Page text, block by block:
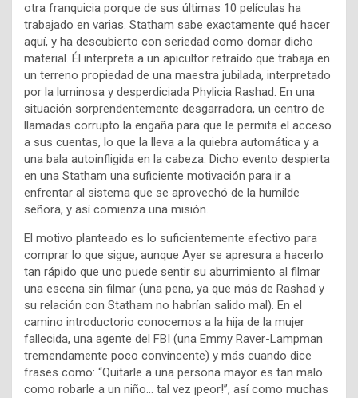
otra franquicia porque de sus últimas 10 películas ha
trabajado en varias. Statham sabe exactamente qué hacer
aquí, y ha descubierto con seriedad como domar dicho
material. Él interpreta a un apicultor retraído que trabaja en
un terreno propiedad de una maestra jubilada, interpretado
por la luminosa y desperdiciada Phylicia Rashad. En una
situación sorprendentemente desgarradora, un centro de
llamadas corrupto la engaña para que le permita el acceso
a sus cuentas, lo que la lleva a la quiebra automática y a
una bala autoinfligida en la cabeza. Dicho evento despierta
en una Statham una suficiente motivación para ir a
enfrentar al sistema que se aprovechó de la humilde
señora, y así comienza una misión.
El motivo planteado es lo suficientemente efectivo para
comprar lo que sigue, aunque Ayer se apresura a hacerlo
tan rápido que uno puede sentir su aburrimiento al filmar
una escena sin filmar (una pena, ya que más de Rashad y
su relación con Statham no habrían salido mal). En el
camino introductorio conocemos a la hija de la mujer
fallecida, una agente del FBI (una Emmy Raver-Lampman
tremendamente poco convincente) y más cuando dice
frases como: “Quitarle a una persona mayor es tan malo
como robarle a un niño… tal vez ¡peor!”, así como muchas